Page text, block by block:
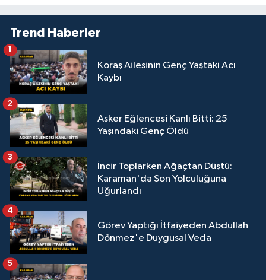
Yapmadım”
Trend Haberler
Koraş Ailesinin Genç Yaştaki Acı
Kaybı
1
Asker Eğlencesi Kanlı Bitti: 25
Yaşındaki Genç Öldü
2
İncir Toplarken Ağaçtan Düştü:
Karaman'da Son Yolculuğuna
Uğurlandı
3
Görev Yaptığı İtfaiyeden Abdullah
Dönmez'e Duygusal Veda
4
5